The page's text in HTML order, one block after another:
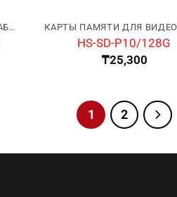
КАРТЫ ПАМЯТИ ДЛЯ ВИДЕОНАБЛЮДЕНИЯ
HS-SD-P10/128G
₸25,300
1 2